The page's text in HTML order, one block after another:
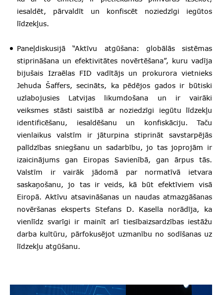
iesaldēt, pārvaldīt un konfiscēt noziedzīgi iegūtos
līdzekļus.
Paneļdiskusijā “Aktīvu atgūšana: globālās sistēmas
stiprināšana un efektivitātes novērtēšana”, kuru vadīja
bijušais Izraēlas FID vadītājs un prokurora vietnieks
Jehuda Šaffers, secināts, ka pēdējos gados ir būtiski
uzlabojusies Latvijas likumdošana un ir vairāki
veiksmes stāsti saistībā ar noziedzīgi iegūtu līdzekļu
identificēšanu, iesaldēšanu un konfiskāciju. Taču
vienlaikus valstīm ir jāturpina stiprināt savstarpējās
palīdzības sniegšanu un sadarbību, jo tas joprojām ir
izaicinājums gan Eiropas Savienībā, gan ārpus tās.
Valstīm ir vairāk jādomā par normatīvā ietvara
saskaņošanu, jo tas ir veids, kā būt efektīviem visā
Eiropā. Aktīvu atsavināšanas un naudas atmazgāšanas
novēršanas eksperts Stefans D. Kasella norādīja, ka
vienlīdz svarīgi ir mainīt arī tiesībaizsardzības iestāžu
darba kultūru, pārfokusējot uzmanību no sodīšanas uz
līdzekļu atgūšanu.